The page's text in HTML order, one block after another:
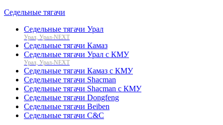
Седельные тягачи
Седельные тягачи Урал
Урал, Урал-NEXT
Седельные тягачи Камаз
Седельные тягачи Урал с КМУ
Урал, Урал-NEXT
Седельные тягачи Камаз с КМУ
Седельные тягачи Shacman
Седельные тягачи Shacman с КМУ
Седельные тягачи Dongfeng
Седельные тягачи Beiben
Седельные тягачи C&C